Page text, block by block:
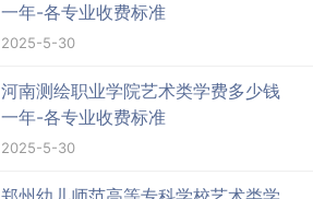
一年-各专业收费标准
2025-5-30
河南测绘职业学院艺术类学费多少钱
一年-各专业收费标准
2025-5-30